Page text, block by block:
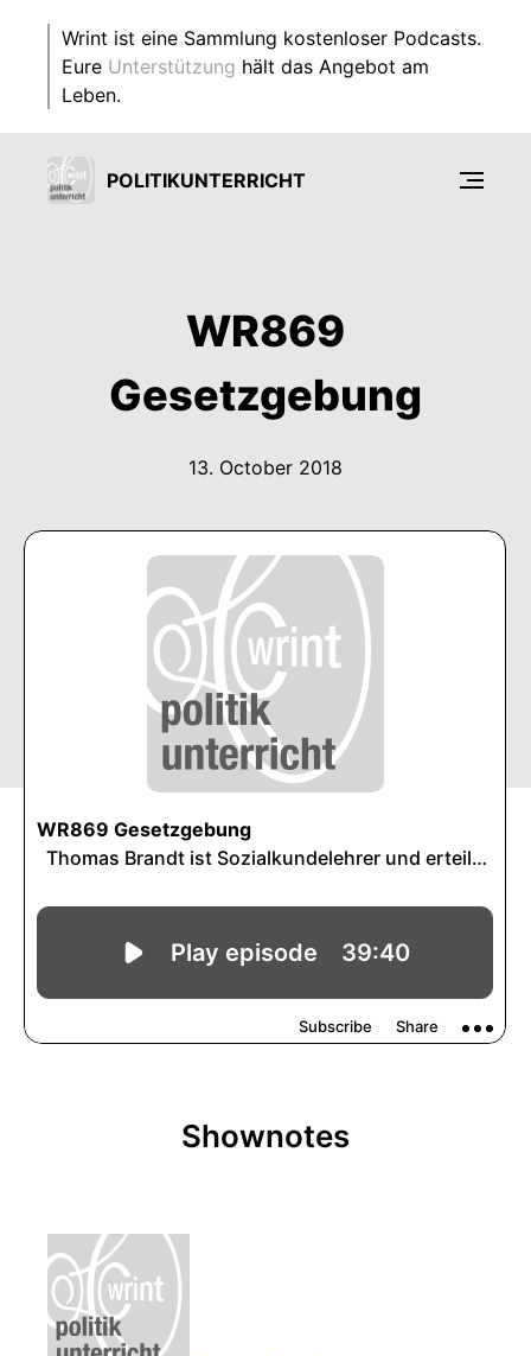
Wrint ist eine Sammlung kostenloser Podcasts.
Eure Unterstützung hält das Angebot am
Leben.
POLITIKUNTERRICHT
WR869
Gesetzgebung
13. October 2018
Shownotes